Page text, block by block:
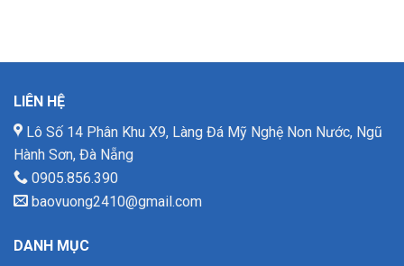
LIÊN HỆ
Lô Số 14 Phân Khu X9, Làng Đá Mỹ Nghệ Non Nước, Ngũ
Hành Sơn, Đà Nẵng
0905.856.390
baovuong2410@gmail.com
DANH MỤC